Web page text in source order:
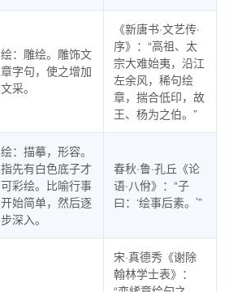
绘：雕绘。雕饰文
章字句，使之增加
文采。
《新唐书·文艺传·
序》：“高祖、太
宗大难始夷，沿江
左余风，稀句绘
章，揣合低印，故
王、杨为之伯。”
绘：描摹，形容。
指先有白色底子才
可彩绘。比喻行事
开始简单，然后逐
步深入。
春秋·鲁·孔丘《论
语·八佾》：“子
曰：‘绘事后素。’”
宋·真德秀《谢除
翰林学士表》：